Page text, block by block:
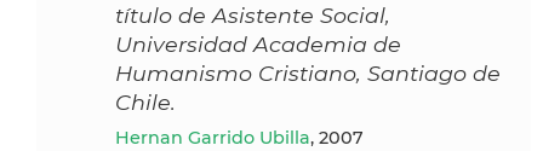
título de Asistente Social,
Universidad Academia de
Humanismo Cristiano, Santiago de
Chile.
Hernan Garrido Ubilla, 2007